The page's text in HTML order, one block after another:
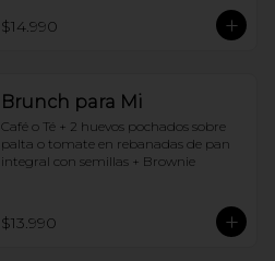
$14.990
Brunch para Mi
Café o Té + 2 huevos pochados sobre
palta o tomate en rebanadas de pan
integral con semillas + Brownie
$13.990